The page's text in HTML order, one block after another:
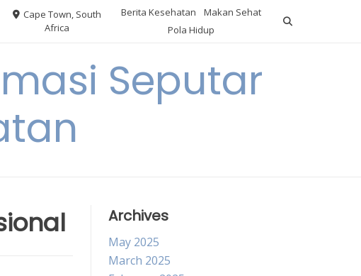
Cape Town, South
Africa
Berita Kesehatan
Makan Sehat
Pola Hidup
Seputar
Archives
May 2025
March 2025